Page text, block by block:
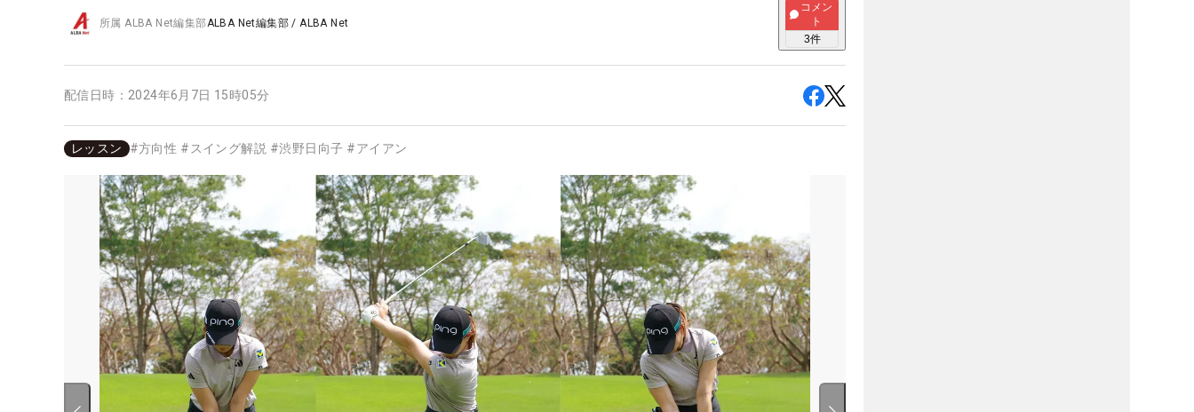
所属ALBA Net編集部ALBA Net編集部 /ALBA Net
コメン
ト
3件
配信日時： 2024年6月7日 15時05分
レッスン #方向性 #スイング解説 #渋野日向子 #アイアン